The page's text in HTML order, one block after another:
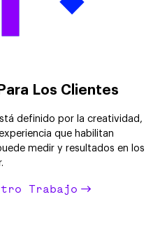
Los Clientes
definido por la creatividad,
que habilitan
medir y resultados en los
Trabajo